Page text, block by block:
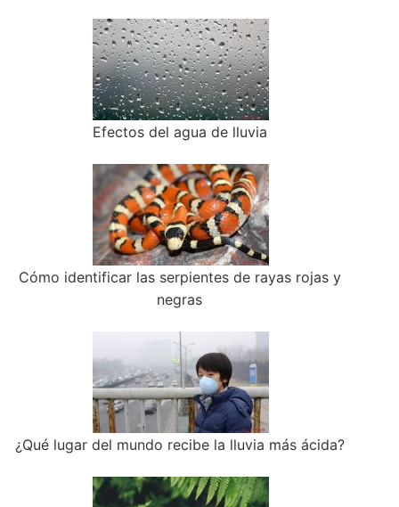
Efectos del agua de lluvia
Cómo identificar las serpientes de rayas rojas y
negras
¿Qué lugar del mundo recibe la lluvia más ácida?